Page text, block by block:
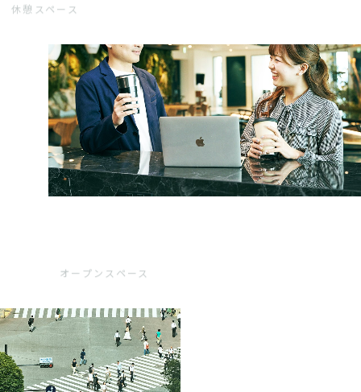
休憩スペース
オープンスペース